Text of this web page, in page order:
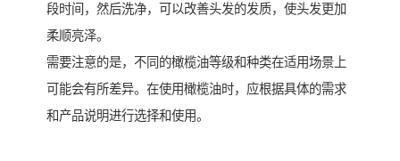
段时间，然后洗净，可以改善头发的发质，使头发更加
柔顺亮泽。
需要注意的是，不同的橄榄油等级和种类在适用场景上
可能会有所差异。在使用橄榄油时，应根据具体的需求
和产品说明进行选择和使用。